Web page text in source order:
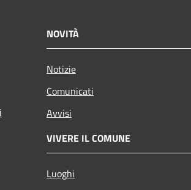
NOVITÀ
Notizie
Comunicati
Avvisi
VIVERE IL COMUNE
Luoghi